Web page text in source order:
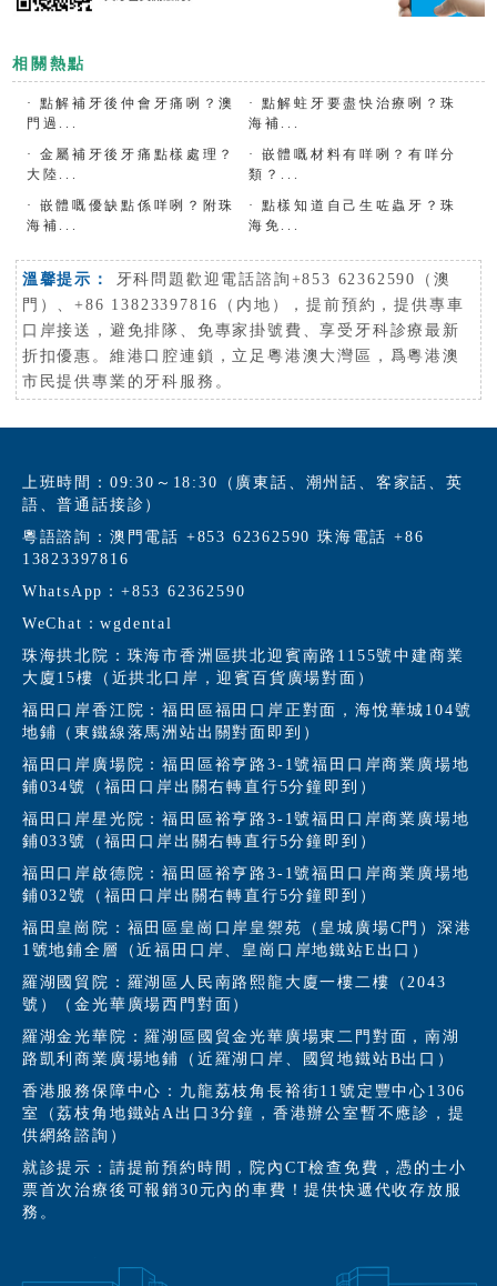
相關熱點
·
點解補牙後仲會牙痛咧？澳
門過...
·
點解蛀牙要盡快治療咧？珠
海補...
·
金屬補牙後牙痛點樣處理？
大陸...
·
嵌體嘅材料有咩咧？有咩分
類？...
·
嵌體嘅優缺點係咩咧？附珠
海補...
·
點樣知道自己生咗蟲牙？珠
海免...
溫馨提示：
牙科問題歡迎電話諮詢+853 62362590（澳
門）、+86 13823397816（内地），提前預約，提供專車
口岸接送，避免排隊、免專家掛號費、享受牙科診療最新
折扣優惠。維港口腔連鎖，立足粵港澳大灣區，爲粵港澳
市民提供專業的牙科服務。
上班時間：09:30～18:30（廣東話、潮州話、客家話、英
語、普通話接診）
粵語諮詢：澳門電話 +853 62362590 珠海電話 +86
13823397816
WhatsApp：+853 62362590
WeChat：wgdental
珠海拱北院：珠海市香洲區拱北迎賓南路1155號中建商業
大廈15樓（近拱北口岸，迎賓百貨廣場對面）
福田口岸香江院：福田區福田口岸正對面，海悅華城104號
地鋪（東鐵線落馬洲站出關對面即到）
福田口岸廣場院：福田區裕亨路3-1號福田口岸商業廣場地
鋪034號（福田口岸出關右轉直行5分鐘即到）
福田口岸星光院：福田區裕亨路3-1號福田口岸商業廣場地
鋪033號（福田口岸出關右轉直行5分鐘即到）
福田口岸啟德院：福田區裕亨路3-1號福田口岸商業廣場地
鋪032號（福田口岸出關右轉直行5分鐘即到）
福田皇崗院：福田區皇崗口岸皇禦苑（皇城廣場C門）深港
1號地鋪全層（近福田口岸、皇崗口岸地鐵站E出口）
羅湖國貿院：羅湖區人民南路熙龍大廈一樓二樓（2043
號）（金光華廣場西門對面）
羅湖金光華院：羅湖區國貿金光華廣場東二門對面，南湖
路凱利商業廣場地鋪（近羅湖口岸、國貿地鐵站B出口）
香港服務保障中心：九龍荔枝角長裕街11號定豐中心1306
室（荔枝角地鐵站A出口3分鐘，香港辦公室暫不應診，提
供網絡諮詢）
就診提示：請提前預約時間，院內CT檢查免費，憑的士小
票首次治療後可報銷30元內的車費！提供快遞代收存放服
務。